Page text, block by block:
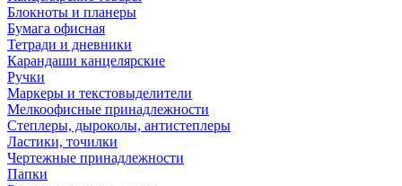
Блокноты и планеры
Бумага офисная
Тетради и дневники
Карандаши канцелярские
Ручки
Маркеры и текстовыделители
Мелкоофисные принадлежности
Степлеры, дыроколы, антистеплеры
Ластики, точилки
Чертежные принадлежности
Папки